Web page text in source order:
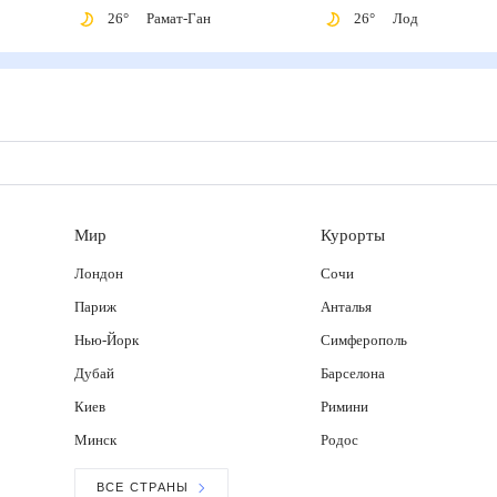
26° Рамат-Ган 26° Лод
Мир
Лондон
Париж
Нью-Йорк
Дубай
Киев
Минск
Курорты
Сочи
Анталья
Симферополь
Барселона
Римини
Родос
ВСЕ СТРАНЫ